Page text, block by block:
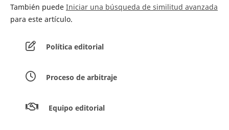
También puede Iniciar una búsqueda de similitud avanzada
para este artículo.
Política editorial
Proceso de arbitraje
Equipo editorial